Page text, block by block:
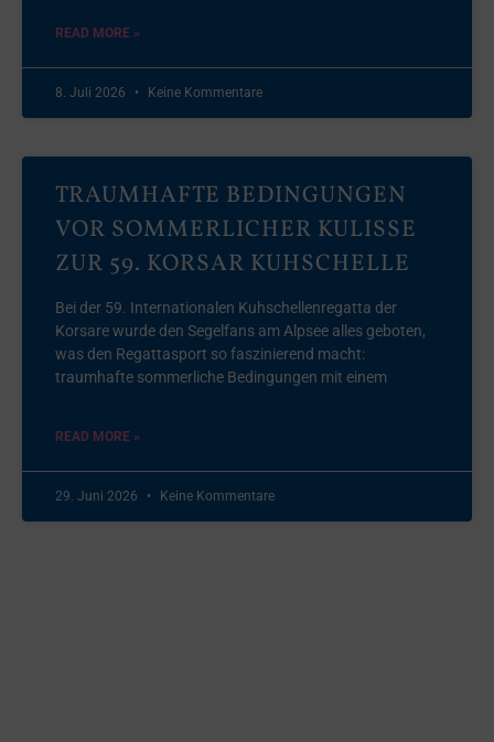
READ MORE »
8. Juli 2026 Keine Kommentare
TRAUMHAFTE BEDINGUNGEN
VOR SOMMERLICHER KULISSE
ZUR 59. KORSAR KUHSCHELLE
Bei der 59. Internationalen Kuhschellenregatta der
Korsare wurde den Segelfans am Alpsee alles geboten,
was den Regattasport so faszinierend macht:
traumhafte sommerliche Bedingungen mit einem
READ MORE »
29. Juni 2026 Keine Kommentare